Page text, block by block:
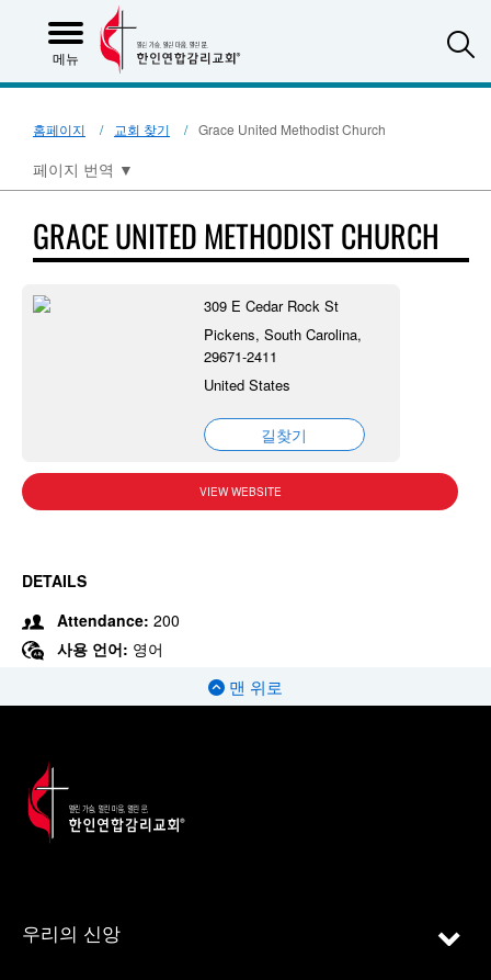
메뉴
홈페이지 교회 찾기 Grace United Methodist Church
페이지 번역 ▼
GRACE UNITED METHODIST CHURCH
309 E Cedar Rock St
Pickens, South Carolina,
29671-2411
United States
길찾기
VIEW WEBSITE
DETAILS
Attendance: 200
사용 언어: 영어
맨 위로
우리의 신앙